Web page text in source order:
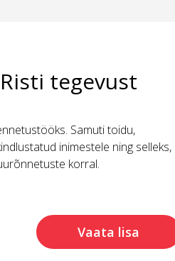
tegevust
Samuti toidu,
inimestele ning selleks,
korral.
Vaata lisa